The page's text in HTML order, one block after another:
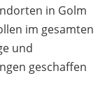
in Golm
im gesamten
und
geschaffen